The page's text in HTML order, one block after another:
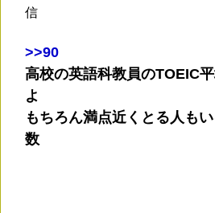
信
>>90
高校の英語科教員のTOEIC
よ
もちろん満点近くとる人も
数